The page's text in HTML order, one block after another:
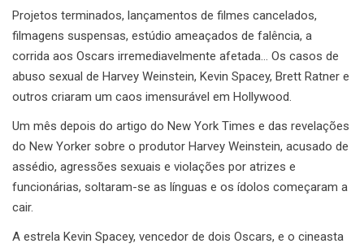
Projetos terminados, lançamentos de filmes cancelados,
filmagens suspensas, estúdio ameaçados de falência, a
corrida aos Oscars irremediavelmente afetada… Os casos de
abuso sexual de Harvey Weinstein, Kevin Spacey, Brett Ratner e
outros criaram um caos imensurável em Hollywood.
Um mês depois do artigo do New York Times e das revelações
do New Yorker sobre o produtor Harvey Weinstein, acusado de
assédio, agressões sexuais e violações por atrizes e
funcionárias, soltaram-se as línguas e os ídolos começaram a
cair.
A estrela Kevin Spacey, vencedor de dois Oscars, e o cineasta